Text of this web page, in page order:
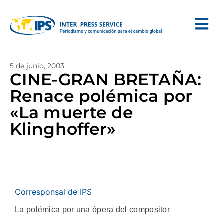
5 de junio, 2003
CINE-GRAN BRETAÑA:
Renace polémica por
«La muerte de
Klinghoffer»
Corresponsal de IPS
La polémica por una ópera del compositor